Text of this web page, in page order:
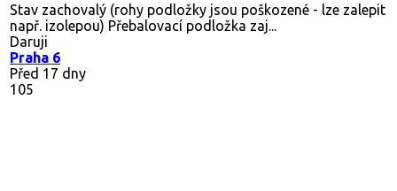
Stav zachovalý (rohy podložky jsou poškozené - lze zalepit
např. izolepou) Přebalovací podložka zaj...
Daruji
Praha 6
Před 17 dny
105